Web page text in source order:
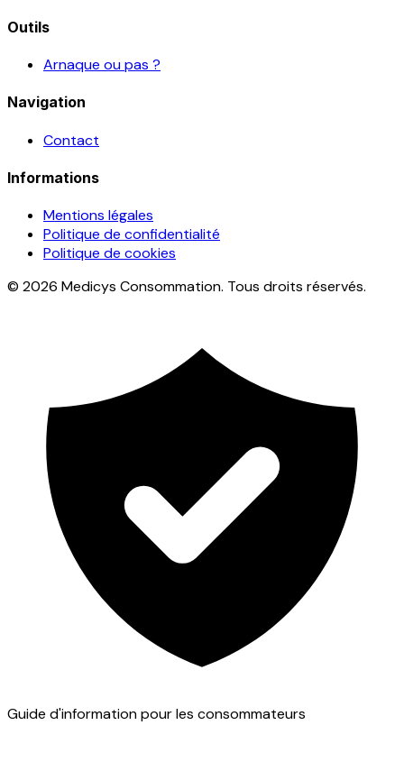
Outils
Arnaque ou pas ?
Navigation
Contact
Informations
Mentions légales
Politique de confidentialité
Politique de cookies
© 2026 Medicys Consommation. Tous droits réservés.
Guide d'information pour les consommateurs